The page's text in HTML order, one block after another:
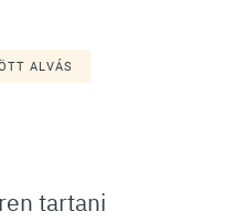
ALVÁS
tartani